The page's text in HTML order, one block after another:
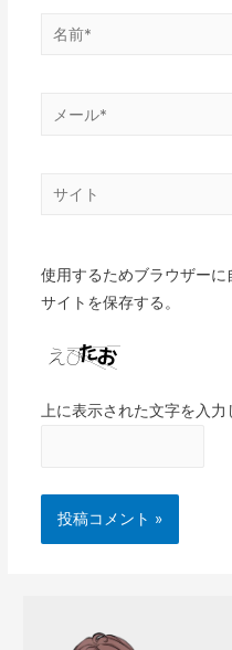
使用するためブラウザーに
サイトを保存する。
上に表示された文字を入力